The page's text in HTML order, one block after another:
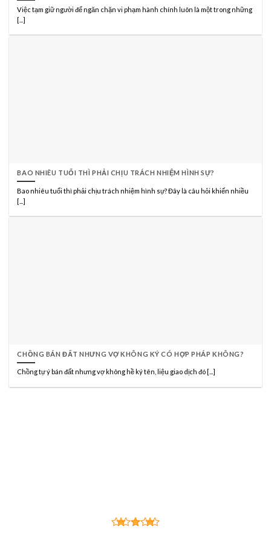
Việc tạm giữ người để ngăn chặn vi phạm hành chính luôn là một trong những
[...]
BAO NHIÊU TUỔI THÌ PHẢI CHỊU TRÁCH NHIỆM HÌNH SỰ?
Bao nhiêu tuổi thì phải chịu trách nhiệm hình sự? Đây là câu hỏi khiến nhiều
[...]
CHỒNG BÁN ĐẤT NHƯNG VỢ KHÔNG KÝ CÓ HỢP PHÁP KHÔNG?
Chồng tự ý bán đất nhưng vợ không hề ký tên, liệu giao dịch đó [...]